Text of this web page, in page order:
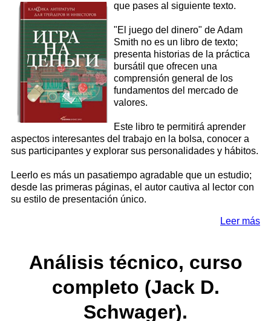
que pases al siguiente texto.
"El juego del dinero" de Adam
Smith no es un libro de texto;
presenta historias de la práctica
bursátil que ofrecen una
comprensión general de los
fundamentos del mercado de
valores.
Este libro te permitirá aprender
aspectos interesantes del trabajo en la bolsa, conocer a
sus participantes y explorar sus personalidades y hábitos.
Leerlo es más un pasatiempo agradable que un estudio;
desde las primeras páginas, el autor cautiva al lector con
su estilo de presentación único.
Leer más
Análisis técnico, curso
completo (Jack D.
Schwager).